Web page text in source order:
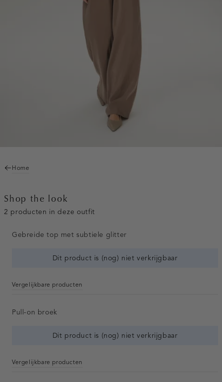
Home
Shop the look
2 producten in deze outfit
Gebreide top met subtiele glitter
Dit product is (nog) niet verkrijgbaar
Vergelijkbare producten
Pull-on broek
Dit product is (nog) niet verkrijgbaar
Vergelijkbare producten